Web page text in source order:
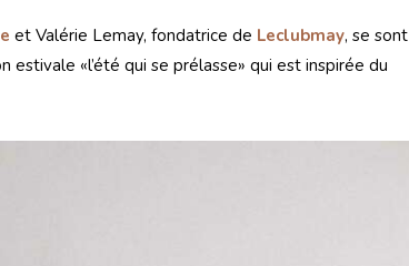
et Valérie Lemay, fondatrice de Leclubmay, se sont
estivale «l’été qui se prélasse» qui est inspirée du